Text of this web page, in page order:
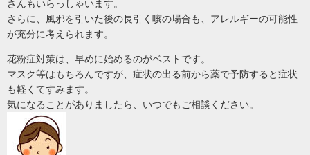
さんもいらっしゃいます。
さらに、風邪を引いた後の長引く咳の場合も、アレルギーの可能性
が充分に考えられます。
花粉症対策は、早めに始めるのがベストです。
マスク等はもちろんですが、症状の出る前から薬で予防すると症状
も軽くてすみます。
気になることがありましたら、いつでもご相談ください。